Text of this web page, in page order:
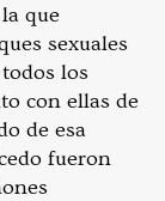
que
sexuales
los
con ellas de
de esa
fueron